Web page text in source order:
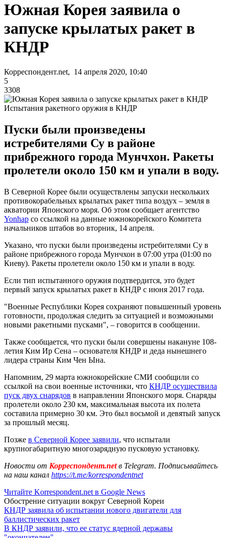
Южная Корея заявила о
запуске крылатых ракет в
КНДР
Корреспондент.net, 14 апреля 2020, 10:40
5
3308
Испытания ракетного оружия в КНДР
Пуски были произведены
истребителями Су в районе
прибрежного города Мунчхон. Ракеты
пролетели около 150 км и упали в воду.
В Северной Корее были осуществлены запуски нескольких
противокорабельных крылатых ракет типа воздух – земля в
акватории Японского моря. Об этом сообщает агентство
Yonhap со ссылкой на данные южнокорейского Комитета
начальников штабов во вторник, 14 апреля.
Указано, что пуски были произведены истребителями Су в
районе прибрежного города Мунчхон в 07:00 утра (01:00 по
Киеву). Ракеты пролетели около 150 км и упали в воду.
Если тип испытанного оружия подтвердится, это будет
первый запуск крылатых ракет в КНДР с июня 2017 года.
"Военные Республики Корея сохраняют повышенный уровень
готовности, продолжая следить за ситуацией и возможными
новыми ракетными пусками", – говорится в сообщении.
Также сообщается, что пуски были совершены накануне 108-
летия Ким Ир Сена – основателя КНДР и деда нынешнего
лидера страны Ким Чен Ына.
Напомним, 29 марта южнокорейские СМИ сообщили со
ссылкой на свои военные источники, что КНДР осуществила
пуск двух снарядов в направлении Японского моря. Снаряды
пролетели около 230 км, максимальная высота их полета
составила примерно 30 км. Это был восьмой и девятый запуск
за прошлый месяц.
Позже в Северной Корее заявили, что испытали
крупногабаритную многозарядную пусковую установку.
Новости от Корреспондент.netв Telegram. Подписывайтесь
на наш канал https://t.me/korrespondentnet
Читайте Korrespondent.net в Google News
Обострение ситуации вокруг Северной Кореи
КНДР заявила об испытании нового двигатели для
баллистических ракет
В КНДР заявили, что ее статус ядерной державы